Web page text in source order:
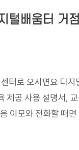
털배움터 거
터로 오시면요 디지
제공 사용 설명서,
이모와 전화할 때면